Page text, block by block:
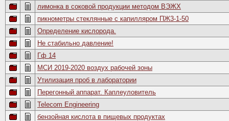
лимонка в соковой продукции методом ВЭЖХ
пикнометры стеклянные с капилляром ПЖ3-1-50
Определение кислорода.
Не стабильно давление!
Гф 14
МСИ 2019-2020 воздух рабочей зоны
Утилизация проб в лаборатории
Перегонный аппарат. Каплеуловитель
Telecom Engineering
бензойная кислота в пищевых продуктах